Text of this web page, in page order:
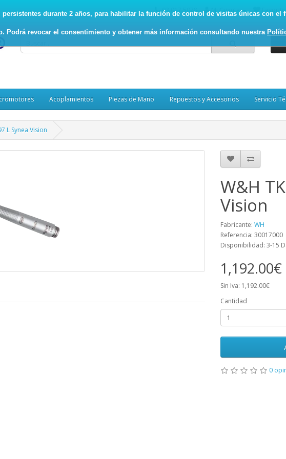
durante 2 años, para habilitar la función de control de visitas únicas con el
Podrá revocar el consentimiento y obtener más información consultando nuestra
93.017.5078 Mi Cuenta
Acoplamientos Piezas de Mano Repuestos y Accesorios Servicio
L Synea Vision
W&H
Vision
Fabricante: WH
Referencia: 30017000
Disponibilidad: 3-15
1,192.00€
Sin Iva: 1,192.00€
Cantidad
0